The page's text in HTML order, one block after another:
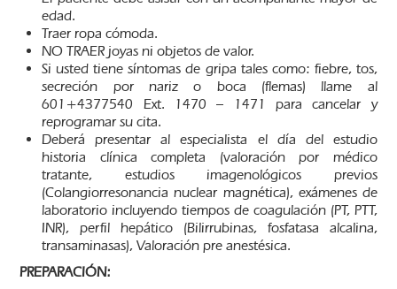
edad.
Traer ropa cómoda.
NO TRAER joyas ni objetos de valor.
Si usted tiene síntomas de gripa tales como: fiebre, tos,
secreción por nariz o boca (flemas) llame al
601+4377540 Ext. 1470 – 1471 para cancelar y
reprogramar su cita.
Deberá presentar al especialista el día del estudio
historia clínica completa (valoración por médico
tratante, estudios imagenológicos previos
(Colangiorresonancia nuclear magnética), exámenes de
laboratorio incluyendo tiempos de coagulación (PT, PTT,
INR), perfil hepático (Bilirrubinas, fosfatasa alcalina,
transaminasas), Valoración pre anestésica.
PREPARACIÓN: